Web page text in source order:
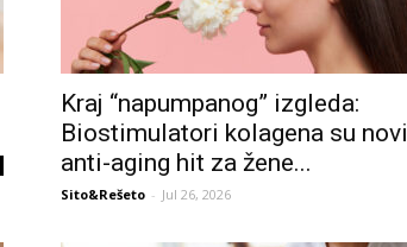
Kraj “napumpanog” izgleda:
Biostimulatori kolagena su novi
anti-aging hit za žene...
Sito&Rešeto - Jul 26, 2026